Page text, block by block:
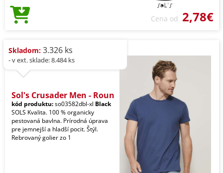
Cena od 2,78€
Skladom: 3.326 ks
- v ext. sklade: 8.484 ks
Sol's Crusader Men - Roun
kód produktu:so03582dbl-xl Black
SOLS Kvalita. 100 % organicky
pestovaná bavlna. Prírodná úprava
pre jemnejší a hladší pocit. Štýl.
Rebrovaný golier zo 1